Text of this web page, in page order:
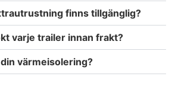
finns tillgänglig?
varje trailer innan frakt?
värmeisolering?